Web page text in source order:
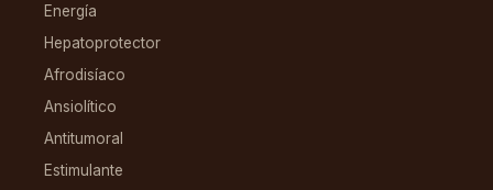
Energía
Hepatoprotector
Afrodisíaco
Ansiolítico
Antitumoral
Estimulante